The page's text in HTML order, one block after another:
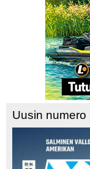
Uusin numero